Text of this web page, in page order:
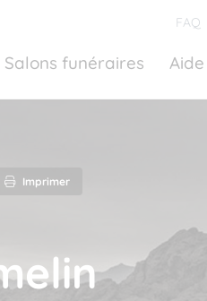
FAQ
Salons funéraires Aide
Imprimer